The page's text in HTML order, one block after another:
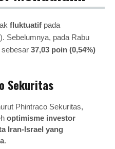
fluktuatif pada
Sebelumnya, pada Rabu
sebesar 37,03 poin (0,54%)
Sekuritas
Phintraco Sekuritas,
optimisme investor
Iran-Israel yang
.